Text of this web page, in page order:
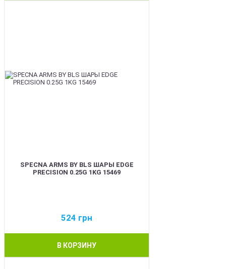
SPECNA ARMS BY BLS ШАРЫ EDGE
PRECISION 0.25G 1KG 15469
524 грн
В КОРЗИНУ